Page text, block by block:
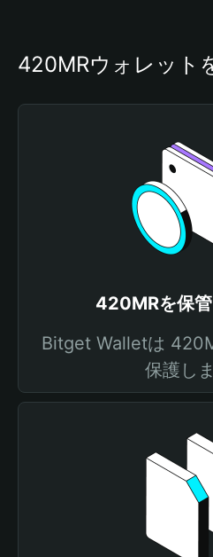
420MRウォレット
420MRを保
Bitget Walletは
保護しま